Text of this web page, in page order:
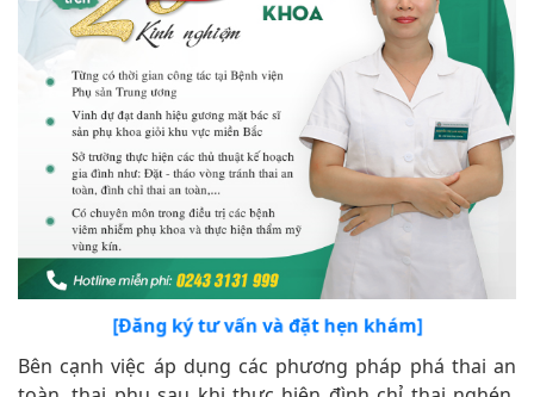
[Đăng ký tư vấn và đặt hẹn khám]
Bên cạnh việc áp dụng các phương pháp phá thai an